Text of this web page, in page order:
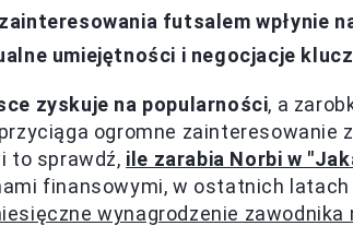
futsalem wpłynie
umiejętności i negocjacje
zyskuje na popularności, a
ogromne zainteresowanie
to sprawdź, ile zarabia Norbi w
finansowymi, w ostatnich
wynagrodzenie